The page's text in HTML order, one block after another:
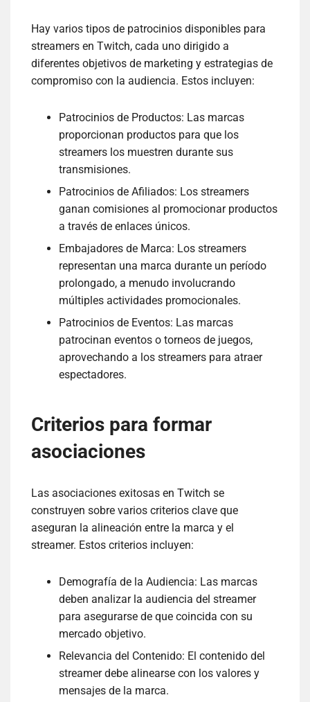
Hay varios tipos de patrocinios disponibles para
streamers en Twitch, cada uno dirigido a
diferentes objetivos de marketing y estrategias de
compromiso con la audiencia. Estos incluyen:
Patrocinios de Productos: Las marcas
proporcionan productos para que los
streamers los muestren durante sus
transmisiones.
Patrocinios de Afiliados: Los streamers
ganan comisiones al promocionar productos
a través de enlaces únicos.
Embajadores de Marca: Los streamers
representan una marca durante un período
prolongado, a menudo involucrando
múltiples actividades promocionales.
Patrocinios de Eventos: Las marcas
patrocinan eventos o torneos de juegos,
aprovechando a los streamers para atraer
espectadores.
Criterios para formar
asociaciones
Las asociaciones exitosas en Twitch se
construyen sobre varios criterios clave que
aseguran la alineación entre la marca y el
streamer. Estos criterios incluyen:
Demografía de la Audiencia: Las marcas
deben analizar la audiencia del streamer
para asegurarse de que coincida con su
mercado objetivo.
Relevancia del Contenido: El contenido del
streamer debe alinearse con los valores y
mensajes de la marca.